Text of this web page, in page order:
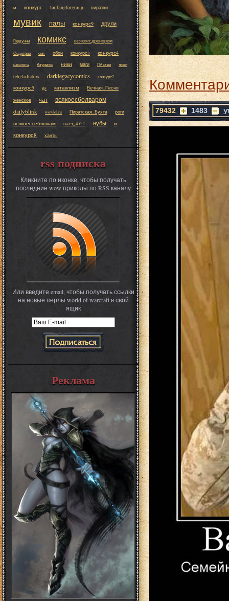
79432 1483
м конкурс lookingforgroup пиратки
мувик палы конкурс9 друли
Гордунни комикс всякоесдренором
Седогрив омг обои конкурс3 конкурс4
школота Азурегос ники маги ГМство локи
tehgladiators darklegacycomics конкурс2
конкурс5 дк катаклизм
Вечная_Песня
женское
чат всякоесболваром
dailyblink wowlol.ru Пиратская_Бухта роги
всякоессебяшкам патч_4.0.1 нубы и
конкурс8 ханты
rss подписка
Кликните по иконке, чтобы получать
последние wow приколы по RSS каналу
Или введите email, чтобы получать ссылки
на новые перлы world of warcraft в свой
ящик
Реклама